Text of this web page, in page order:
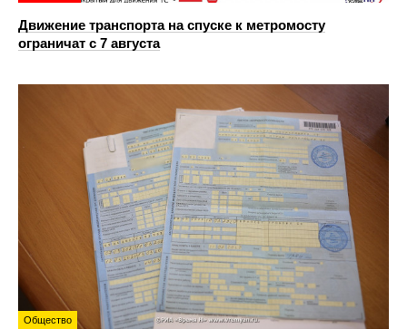
Движение транспорта на спуске к метромосту
ограничат с 7 августа
Общество